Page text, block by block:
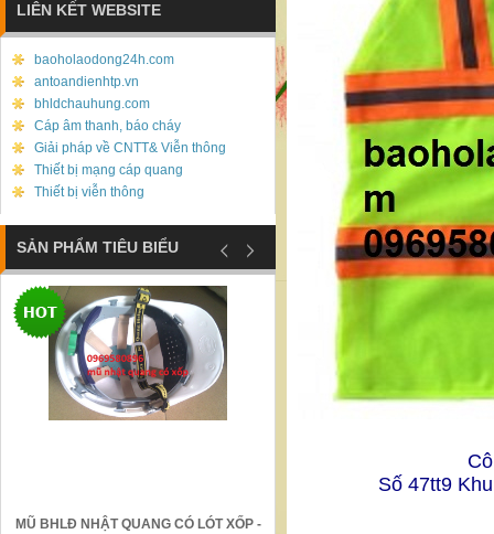
Số 47tt9
LIÊN KẾT WEBSITE
baoholaodong24h.com
antoandienhtp.vn
bhldchauhung.com
Cáp âm thanh, báo cháy
Giải pháp về CNTT& Viễn thông
Thiết bị mạng cáp quang
Thiết bị viễn thông
SẢN PHẨM TIÊU BIỂU
MŨ BHLĐ NHẬT QUANG CÓ LÓT XỐP -